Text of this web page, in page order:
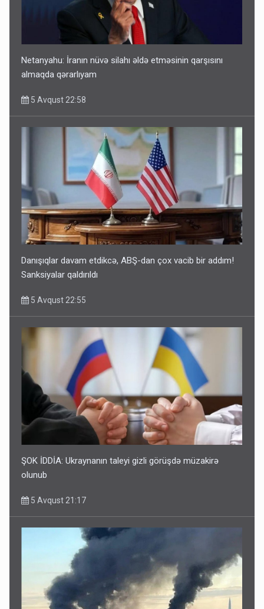
Netanyahu: İranın nüvə silahı əldə etməsinin qarşısını
almaqda qərarlıyam
5 Avqust 22:58
Danışıqlar davam etdikcə, ABŞ-dan çox vacib bir addım!
Sanksiyalar qaldırıldı
5 Avqust 22:55
ŞOK İDDİA: Ukraynanın taleyi gizli görüşdə müzakirə
olunub
5 Avqust 21:17